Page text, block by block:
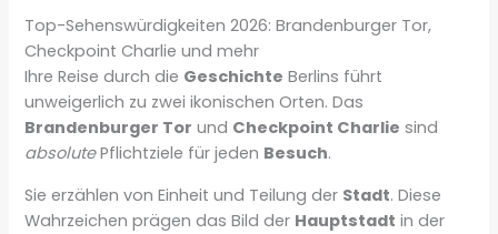
Top-Sehenswürdigkeiten 2026: Brandenburger Tor,
Checkpoint Charlie und mehr
Ihre Reise durch die Geschichte Berlins führt
unweigerlich zu zwei ikonischen Orten. Das
Brandenburger Tor und Checkpoint Charlie sind
absolutePflichtziele für jeden Besuch.
Sie erzählen von Einheit und Teilung der Stadt. Diese
Wahrzeichen prägen das Bild der Hauptstadt in der